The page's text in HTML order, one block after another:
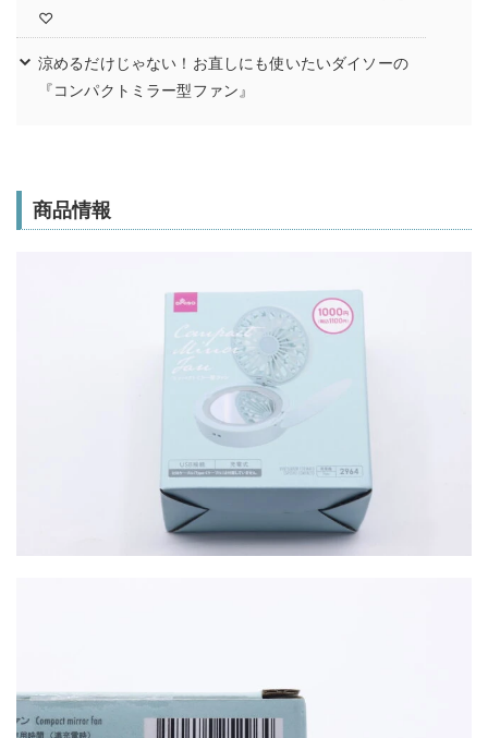
♡
涼めるだけじゃない！お直しにも使いたいダイソーの
『コンパクトミラー型ファン』
商品情報